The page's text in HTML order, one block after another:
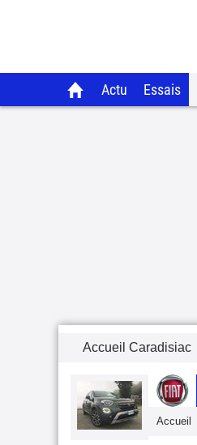
Actu Essais
Accueil Caradisiac
Accueil